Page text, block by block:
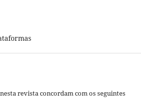
revista concordam com os seguintes